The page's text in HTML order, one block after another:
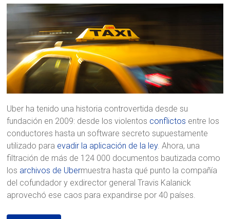
Uber ha tenido una historia controvertida desde su
fundación en 2009: desde los violentos conflictos entre los
conductores hasta un software secreto supuestamente
utilizado para evadir la aplicación de la ley. Ahora, una
filtración de más de 124 000 documentos bautizada como
los archivos de Ubermuestra hasta qué punto la compañía
del cofundador y exdirector general Travis Kalanick
aprovechó ese caos para expandirse por 40 países.